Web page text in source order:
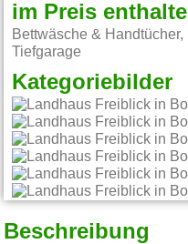
im Preis
Bettwäsche &
Tiefgarage
Kategoriebilder
Beschreibung